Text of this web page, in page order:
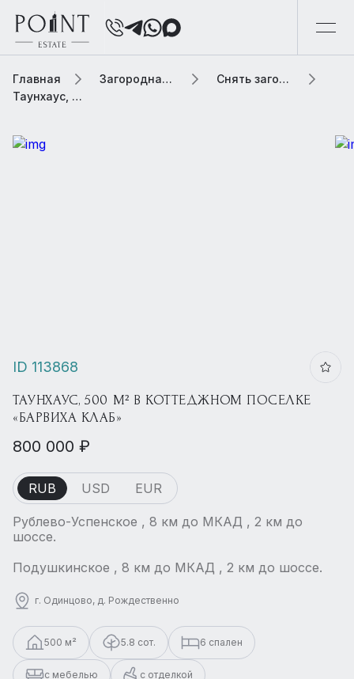
Главная Загородная элитная недвижимость
Снять загородную элитную недвижимость
Таунхаус, 500 м² В коттеджном поселке «Барвиха Клаб»
ID 113868
ТАУНХАУС, 500 М² В КОТТЕДЖНОМ ПОСЕЛКЕ
«БАРВИХА КЛАБ»
800 000 ₽
RUB USD EUR
Рублево-Успенское , 8 км до МКАД , 2 км до
шоссе.
Подушкинское , 8 км до МКАД , 2 км до шоссе.
г. Одинцово, д. Рождественно
500 м² 5.8 сот. 6 спален
с мебелью с отделкой